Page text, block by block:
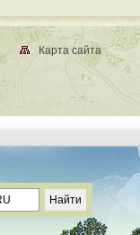
Карта сайта